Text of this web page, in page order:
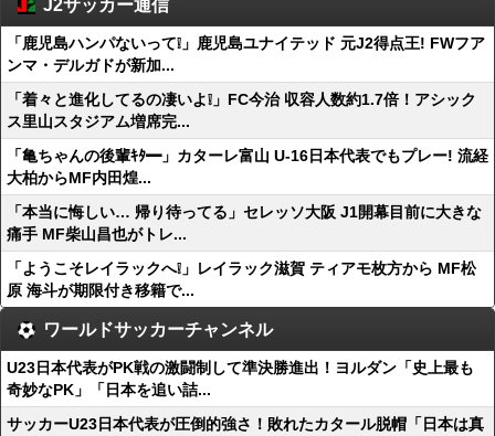
J2サッカー通信
「鹿児島ハンパないって❕」鹿児島ユナイテッド 元J2得点王! FWフア
ンマ・デルガドが新加...
「着々と進化してるの凄いよ❕」FC今治 収容人数約1.7倍！アシック
ス里山スタジアム増席完...
「亀ちゃんの後輩ｷﾀ━」カターレ富山 U-16日本代表でもプレー! 流経
大柏からMF内田煌...
「本当に悔しい… 帰り待ってる」セレッソ大阪 J1開幕目前に大きな
痛手 MF柴山昌也がトレ...
「ようこそレイラックへ❕」レイラック滋賀 ティアモ枚方から MF松
原 海斗が期限付き移籍で...
ワールドサッカーチャンネル
U23日本代表がPK戦の激闘制して準決勝進出！ヨルダン「史上最も
奇妙なPK」「日本を追い詰...
サッカーU23日本代表が圧倒的強さ！敗れたカタール脱帽「日本は真